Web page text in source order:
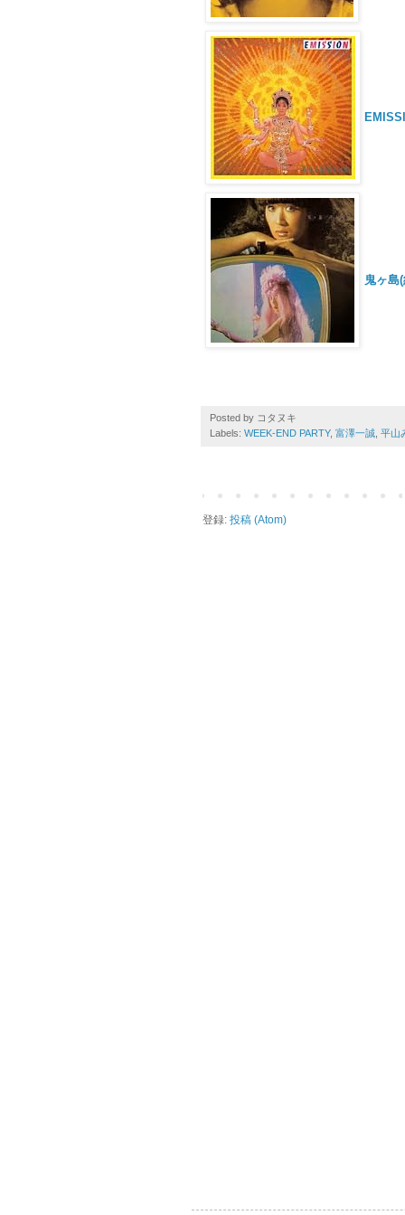
鬼ヶ島
Posted by コタヌキ
Labels: WEEK-END PARTY, 富澤一誠 平山
登録: 投稿 (Atom)